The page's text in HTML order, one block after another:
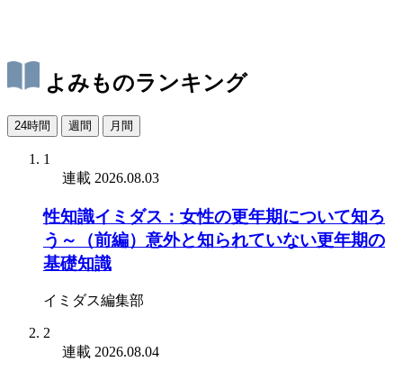
よみものランキング
24時間 週間 月間
1
連載 2026.08.03
性知識イミダス：女性の更年期について知ろ
う～（前編）意外と知られていない更年期の
基礎知識
イミダス編集部
2
連載 2026.08.04